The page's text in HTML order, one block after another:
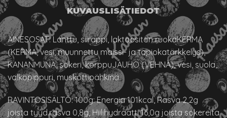
KUVAUSLISÄTIEDOT
AINESOSAT: Lanttu, siirappi, laktoositon ruokaKERMA
(KERMA, vesi, muunnettu maissi- ja tapiokatärkkelys),
KANANMUNA, sokeri, korppuJAUHO (VEHNÄ), vesi, suola,
valkopippuri, muskottipähkinä.
RAVINTOSISÄLTÖ: 100g: Energia 101kcal, Rasva 2,2g
joista tyyd.rasva 0,8g, Hiilihydraatti 16,0g joista sokereita